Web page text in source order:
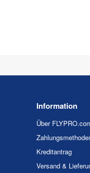
Information
Über
Kreditantrag
Versand &